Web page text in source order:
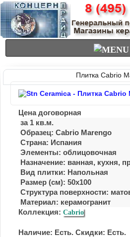
Плитка Cabrio
Цена договорная
за 1 кв.м.
Образец: Cabrio Marengo
Страна: Испания
Элементы: облицовочная
Назначение: ванная, куxня,
Вид плитки: Напольная
Размер (см): 50x100
Структура поверхности:
Материал: керамогранит
Коллекция: Cabrio
Наличие: Есть. Скидки: Есть.